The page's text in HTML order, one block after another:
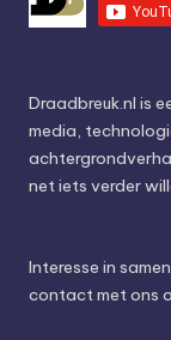
Draadbreuk.nl is
media,
net iets verder
Interesse in
contact met ons